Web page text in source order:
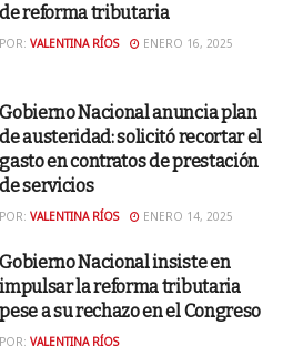
de reforma tributaria
POR: VALENTINA RÍOS ENERO 16, 2025
Gobierno Nacional anuncia plan
de austeridad: solicitó recortar el
gasto en contratos de prestación
de servicios
POR: VALENTINA RÍOS ENERO 14, 2025
Gobierno Nacional insiste en
impulsar la reforma tributaria
pese a su rechazo en el Congreso
POR: VALENTINA RÍOS